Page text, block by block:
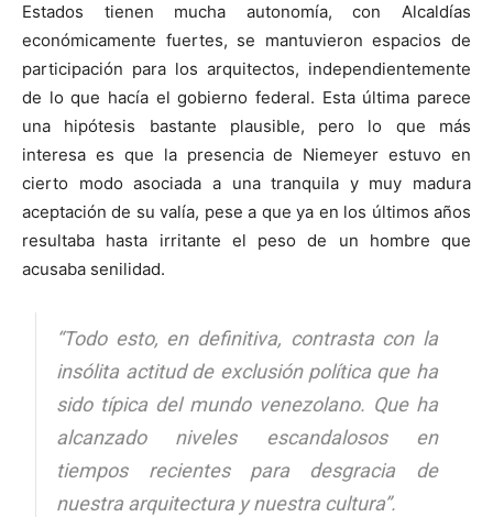
Estados tienen mucha autonomía, con Alcaldías
económicamente fuertes, se mantuvieron espacios de
participación para los arquitectos, independientemente
de lo que hacía el gobierno federal. Esta última parece
una hipótesis bastante plausible, pero lo que más
interesa es que la presencia de Niemeyer estuvo en
cierto modo asociada a una tranquila y muy madura
aceptación de su valía, pese a que ya en los últimos años
resultaba hasta irritante el peso de un hombre que
acusaba senilidad.
“Todo esto, en definitiva, contrasta con la
insólita actitud de exclusión política que ha
sido típica del mundo venezolano. Que ha
alcanzado niveles escandalosos en
tiempos recientes para desgracia de
nuestra arquitectura y nuestra cultura”.